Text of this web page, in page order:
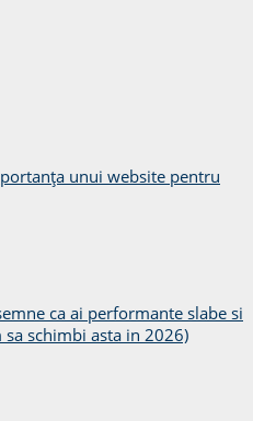
unui website pentru
ca ai performante slabe si
schimbi asta in 2026)